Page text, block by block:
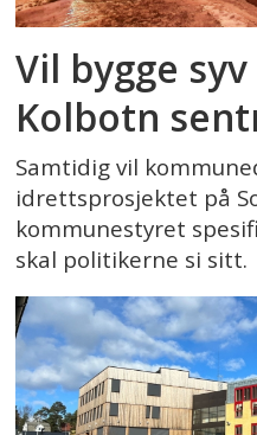
Vil bygge
Kolbotn
Samtidig vil
idrettsprosjektet på
kommunestyret
skal politikerne si sitt.